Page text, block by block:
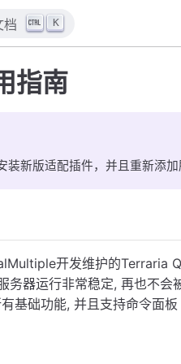
档 K
指南
装新版适配插件，并且重新添
开发维护的Terraria
务器运行非常稳定, 再也不会
基础功能, 并且支持命令面板